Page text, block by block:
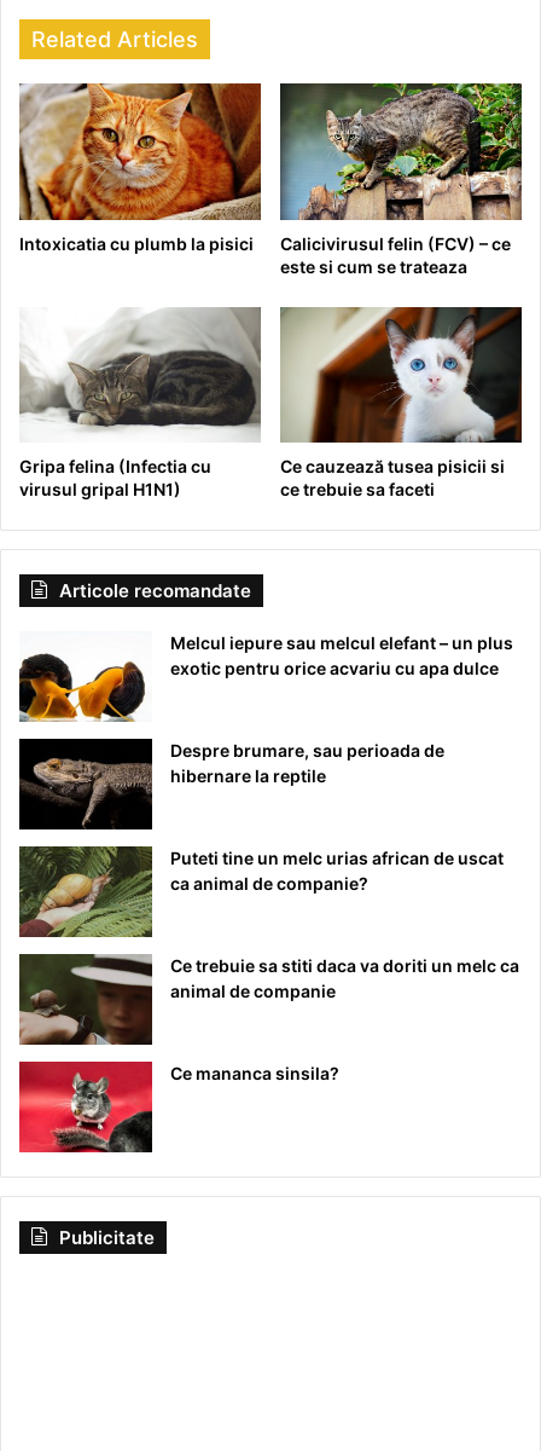
Related Articles
Intoxicatia cu plumb la pisici
Calicivirusul felin (FCV) – ce
este si cum se trateaza
Gripa felina (Infectia cu
virusul gripal H1N1)
Ce cauzează tusea pisicii si
ce trebuie sa faceti
Articole recomandate
Melcul iepure sau melcul elefant – un plus
exotic pentru orice acvariu cu apa dulce
Despre brumare, sau perioada de
hibernare la reptile
Puteti tine un melc urias african de uscat
ca animal de companie?
Ce trebuie sa stiti daca va doriti un melc ca
animal de companie
Ce mananca sinsila?
Publicitate